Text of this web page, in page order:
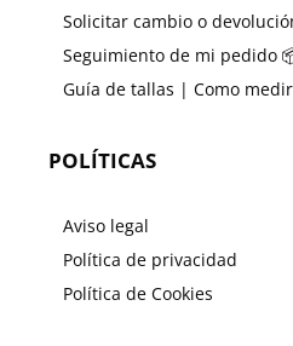
Solicitar cambio o
Seguimiento de mi pedido
Guía de tallas | Como
POLÍTICAS
Aviso legal
Política de privacidad
Política de Cookies